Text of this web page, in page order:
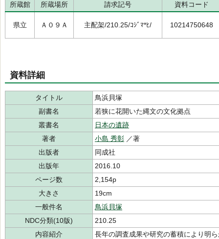
所蔵館 所蔵場所 請求記号 資料コード
県立 Ａ０９Ａ 主配架/210.25/ｺｼﾞﾏ*ﾋ/ 10214750648
資料詳細
タイトル
鳥浜貝塚
副書名
若狭に花開いた縄文の文化拠点
叢書名
日本の遺跡
著者
小島 秀彰 ／著
出版者
同成社
出版年
2016.10
ページ数
2,154p
大きさ
19cm
一般件名
鳥浜貝塚
NDC分類(10版)
210.25
内容紹介
長年の調査成果や研究の蓄積により明